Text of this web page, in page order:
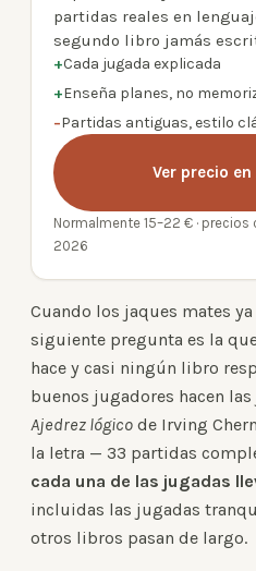
partidas reales en
segundo libro jamás
+Cada jugada explicada
+Enseña planes, no
−Partidas antiguas, estilo
Ver precio
Normalmente 15–22 € ·
2026
Cuando los jaques mates
siguiente pregunta es la
hace y casi ningún libro
buenos jugadores hacen
Ajedrez lógico de Irving
la letra — 33 partidas
cada una de las jugadas
incluidas las jugadas
otros libros pasan de largo.